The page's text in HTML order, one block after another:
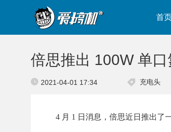
首
倍思推出 100W 单
2021-04-01 17:34 充电头
4 月 1 日消息，倍思近日推出了